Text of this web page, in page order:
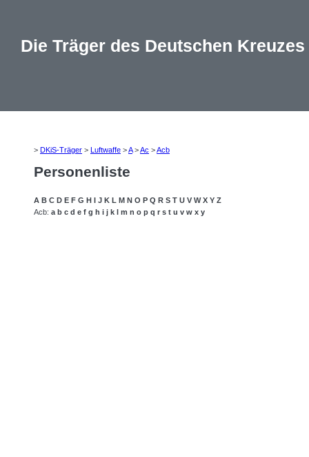
Die Träger des Deutschen Kreuzes
> DKiS-Träger > Luftwaffe >A>Ac >Acb
Personenliste
A B C D E F G H I J K L M N O P Q R S T U V W X Y Z
Acb: a b c d e f g h i j k l m n o p q r s t u v w x y